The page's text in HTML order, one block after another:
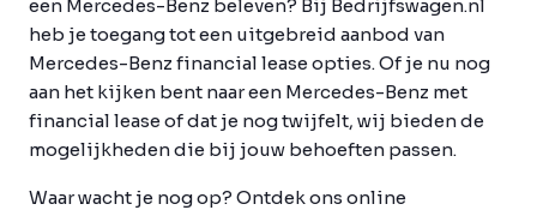
een Mercedes-Benz beleven? Bij Bedrijfswagen.nl
heb je toegang tot een uitgebreid aanbod van
Mercedes-Benz financial lease opties. Of je nu nog
aan het kijken bent naar een Mercedes-Benz met
financial lease of dat je nog twijfelt, wij bieden de
mogelijkheden die bij jouw behoeften passen.
Waar wacht je nog op? Ontdek ons online